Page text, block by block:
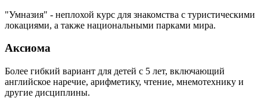
"Умназия" - неплохой курс для знакомства с туристическими
локациями, а также национальными парками мира.
Аксиома
Более гибкий вариант для детей с 5 лет, включающий
английское наречие, арифметику, чтение, мнемотехнику и
другие дисциплины.